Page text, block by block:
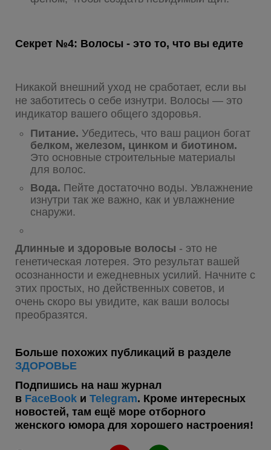
Секрет №4: Волосы - это то, что вы едите
Никакой внешний уход не сработает, если вы
не заботитесь о себе изнутри. Волосы — это
индикатор вашего общего здоровья.
Питание. Убедитесь, что ваш рацион богат
белком, железом, цинком и биотином.
Это основные строительные материалы
для волос.
Вода. Пейте достаточно воды. Увлажнение
изнутри так же важно, как и увлажнение
снаружи.
Длинные и здоровые волосы - это не
генетическая лотерея. Это результат вашей
осознанности и ежедневных усилий. Начните с
этих простых, но действенных советов, и
очень скоро вы увидите, как ваши волосы
преобразятся.
Больше похожих публикаций в разделе
ЗДОРОВЬЕ
Подпишись на наш журнал
в FaceBook и Telegram. Кроме интересных
новостей, там ещё море отборного
женского юмора для хорошего настроения!